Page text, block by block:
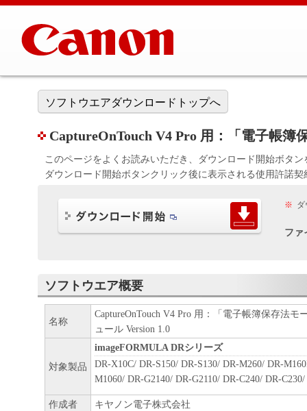
ソフトウエアダウンロードトップへ
CaptureOnTouch V4 Pro 用：「電子帳簿
このページをよくお読みいただき、ダウンロード開始ボタ
ダウンロード開始ボタンクリック後に表示される使用許諾
※ ダ
ファ
ソフトウエア概要
名称
CaptureOnTouch V4 Pro 用：「電子帳簿保存法モ
ュール Version 1.0
対象製品
imageFORMULA DRシリーズ
DR-X10C/ DR-S150/ DR-S130/ DR-M260/ DR-
M1060/ DR-G2140/ DR-G2110/ DR-C240/ DR-
作成者
キヤノン電子株式会社